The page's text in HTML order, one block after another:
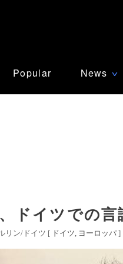
Popular News ∨
ドイツでの
リン/ドイツ [ ドイツ ヨーロッパ ]